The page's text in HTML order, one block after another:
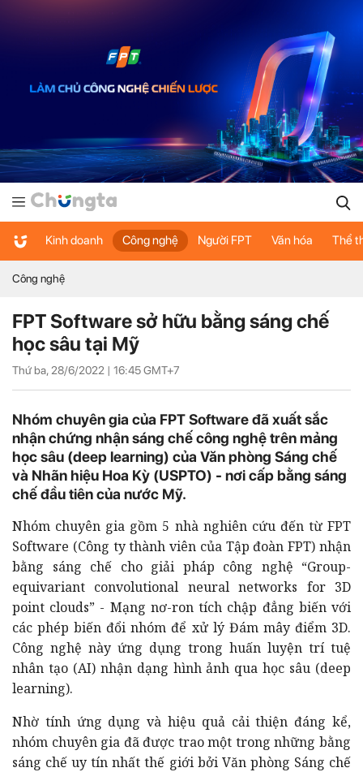
Kinh doanh Công nghệ Người FPT Văn hóa Thể
Công nghệ
FPT Software sở hữu bằng sáng chế
học sâu tại Mỹ
Thứ ba, 28/6/2022 | 16:45GMT+7
Nhóm chuyên gia của FPT Software đã xuất sắc
nhận chứng nhận sáng chế công nghệ trên mảng
học sâu (deep learning) của Văn phòng Sáng chế
và Nhãn hiệu Hoa Kỳ (USPTO) - nơi cấp bằng sáng
chế đầu tiên của nước Mỹ.
Nhóm chuyên gia gồm 5 nhà nghiên cứu đến từ FPT
Software (Công ty thành viên của Tập đoàn FPT) nhận
bằng sáng chế cho giải pháp công nghệ “Group-
equivariant convolutional neural networks for 3D
point clouds” - Mạng nơ-ron tích chập đẳng biến với
các phép biến đổi nhóm để xử lý Đám mây điểm 3D.
Công nghệ này ứng dụng trong huấn luyện trí tuệ
nhân tạo (AI) nhận dạng hình ảnh qua học sâu (deep
learning).
Nhờ tính ứng dụng và hiệu quả cải thiện đáng kể,
nhóm chuyên gia đã được trao một trong những bằng
sáng chế uy tín nhất thế giới bởi Văn phòng Sáng chế